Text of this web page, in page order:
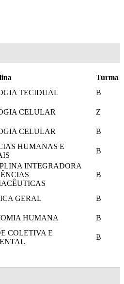
Turma
TECIDUAL
B
CELULAR
Z
CELULAR
B
HUMANAS E
B
INTEGRADORA
B
GERAL
B
HUMANA
B
COLETIVA E
B